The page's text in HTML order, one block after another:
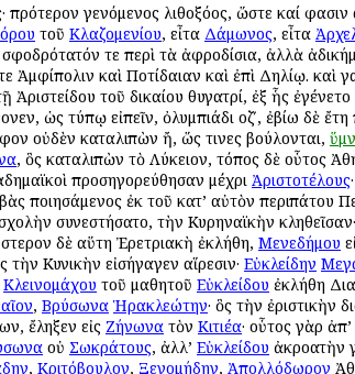
γενόμενος λιθοξόος, ὥστε καί φασιν
τοῦ Κλαζομενίου, εἶτα Δάμωνος, εἶτα
τε περὶ τὰ ἀφροδίσια, ἀλλὰ
Ἀμφίπολιν καὶ Ποτίδαιαν καὶ ἐπὶ Δηλίῳ. καὶ
τοῦ δικαίου θυγατρί, ἐξ ἧς
ὡς τύπῳ εἰπεῖν, ὀλυμπιάδι οζʹ, ἐβίω δὲ
οὐδὲν καταλιπὼν ἤ, ὥς τινες βούλονται,
, ὃς καταλιπὼν τὸ Λύκειον, τόπος δὲ οὗτος
προσηγορεύθησαν μέχρι Ἀριστοτέλους
ποιησάμενος ἐκ τοῦ κατ’ αὐτὸν περιπάτου
συνεστήσατο, τὴν Κυρηναϊκὴν κληθεῖσαν·
δὲ αὕτη Ἐρετριακὴ ἐκλήθη, Μενεδήμου
τὴν Κυνικὴν εἰσήγαγεν αἵρεσιν· Εὐκλείδην
Κλεινομάχου τοῦ μαθητοῦ Εὐκλείδου ἐκλήθη
, Βρύσωνα Ἡρακλεώτην· ὃς τὴν ἐριστικὴν
ἔληξεν εἰς Ζήνωνα τὸν Κιτιέα· οὗτος γὰρ
οὐ Σωκράτους, ἀλλ’ Εὐκλείδου ἀκροατὴν
, Κριτόβουλον, Ξενομήδην, Ἀπολλόδωρον